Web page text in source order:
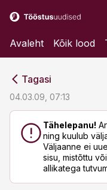
Avaleht Kõik lood
Tagasi
04.03.09, 07:13
Tähelepanu!
ning kuulub
Väljaanne ei
sisu, mistõttu
allikatega